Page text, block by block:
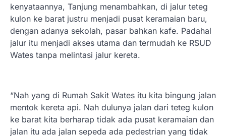
kenyataannya, Tanjung menambahkan, di jalur teteg
kulon ke barat justru menjadi pusat keramaian baru,
dengan adanya sekolah, pasar bahkan kafe. Padahal
jalur itu menjadi akses utama dan termudah ke RSUD
Wates tanpa melintasi jalur kereta.
“Nah yang di Rumah Sakit Wates itu kita bingung jalan
mentok kereta api. Nah dulunya jalan dari teteg kulon
ke barat kita berharap tidak ada pusat keramaian dan
jalan itu ada jalan sepeda ada pedestrian yang tidak